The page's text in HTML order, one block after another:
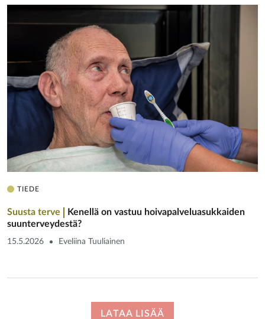
TIEDE
Suusta terve
Kenellä on vastuu hoivapalvelu­asukkaiden
suunterveydestä?
15.5.2026 Eveliina Tuuliainen
LATAA LISÄÄ